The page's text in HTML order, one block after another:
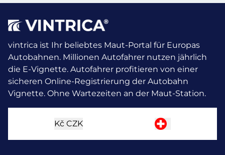
vintrica ist Ihr beliebtes Maut-Portal für Europas
Autobahnen. Millionen Autofahrer nutzen jährlich
die E-Vignette. Autofahrer profitieren von einer
sicheren Online-Registrierung der Autobahn
Vignette. Ohne Wartezeiten an der Maut-Station.
Kč CZK